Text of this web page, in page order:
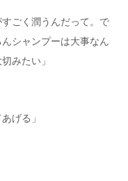
ごく潤うんだって。で
シャンプーは大事なん
みたい」
げる」